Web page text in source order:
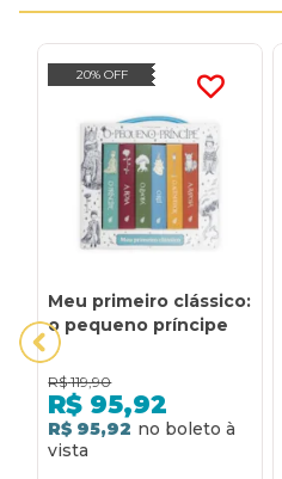
20% OFF
Meu primeiro clássico:
o pequeno príncipe
R$ 119,90
R$ 95,92
R$ 95,92